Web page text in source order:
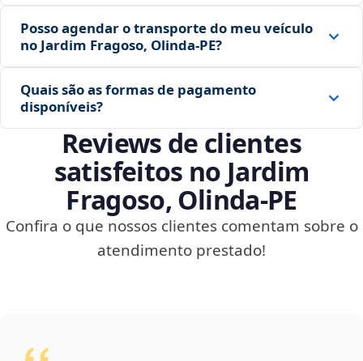
Posso agendar o transporte do meu veículo
no Jardim Fragoso, Olinda‑PE?
Quais são as formas de pagamento
disponíveis?
Reviews de clientes
satisfeitos no Jardim
Fragoso, Olinda‑PE
Confira o que nossos clientes comentam sobre o
atendimento prestado!